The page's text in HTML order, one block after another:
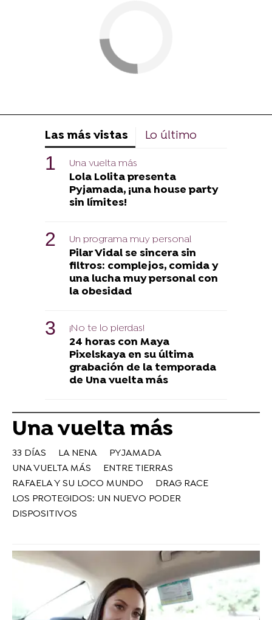
Las más vistas Lo último
Una vuelta más
Lola Lolita presenta
Pyjamada, ¡una house party
sin límites!
Un programa muy personal
Pilar Vidal se sincera sin
filtros: complejos, comida y
una lucha muy personal con
la obesidad
¡No te lo pierdas!
24 horas con Maya
Pixelskaya en su última
grabación de la temporada
de Una vuelta más
Una vuelta más
33 DÍAS LA NENA
PYJAMADA
UNA VUELTA MÁS
ENTRE TIERRAS
RAFAELA Y SU LOCO MUNDO
DRAG RACE
LOS PROTEGIDOS: UN NUEVO PODER
DISPOSITIVOS